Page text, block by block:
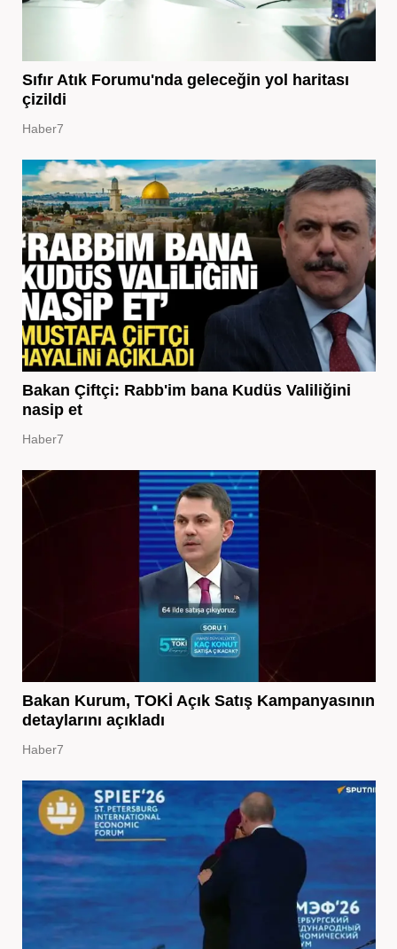
Sıfır Atık Forumu'nda geleceğin yol haritası
çizildi
Haber7
Bakan Çiftçi: Rabb'im bana Kudüs Valiliğini
nasip et
Haber7
Bakan Kurum, TOKİ Açık Satış Kampanyasının
detaylarını açıkladı
Haber7